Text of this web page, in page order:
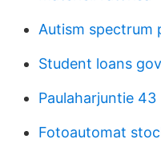
Autism spectrum
Student loans gov
Paulaharjuntie 43
Fotoautomat